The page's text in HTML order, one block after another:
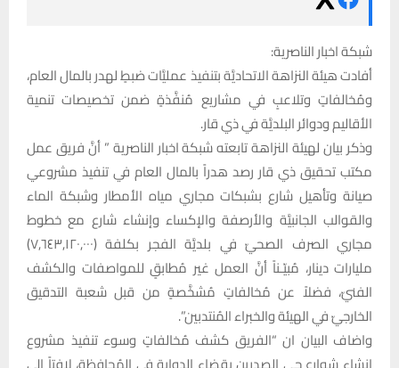
شبكة اخبار الناصرية:
أفادت هيئة النزاهة الاتحاديَّة بتنفيذ عمليَّات ضبطٍ لهدر بالمال العام،
ومُخالفاتٍ وتلاعبٍ في مشاريع مُنفَّذةٍ ضمن تخصيصات تنمية
الأقاليم ودوائر البلديَّة في ذي قار.
وذكر بيان لهيئة النزاهة تابعته شبكة اخبار الناصرية ” أنَّ فريق عمل
مكتب تحقيق ذي قار رصد هدراً بالمال العام في تنفيذ مشروعي
صيانة وتأهيل شارع بشبكات مجاري مياه الأمطار وشبكة الماء
والقوالب الجانبيَّة والأرصفة والإكساء وإنشاء شارع مع خطوط
مجاري الصرف الصحيّ في بلديَّة الفجر بكلفة (٧,٦٤٣,١٢٠,٠٠٠)
مليارات دينار، مُبيّـناً أنَّ العمل غير مُطابقٍ للمواصفات والكشف
الفنيّ، فضلاً عن مُخالفاتٍ مُشخَّصةٍ من قبل شعبة التدقيق
الخارجيّ في الهيئة والخبراء المُنتدبين”.
واضاف البيان ان “الفريق كشف مُخالفاتٍ وسوء تنفيذ مشروع